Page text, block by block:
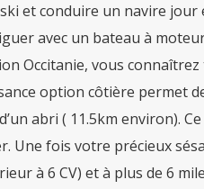
et conduire un navire
avec un bateau à
Occitanie, vous
option côtière permet
abri ( 11.5km environ).
Une fois votre précieux
à 6 CV) et à plus de 6